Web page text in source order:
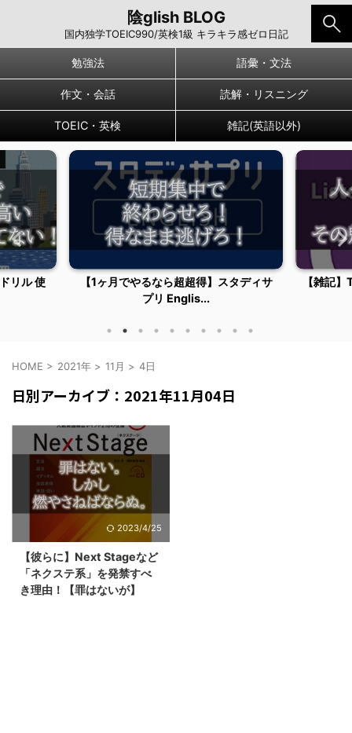
陰glish BLOG
国内独学TOEIC990/英検1級 キラキラ感ゼロ日記
勉強法 語彙・文法
作文・会話 読解・リスニング
TOEIC・英検 雑記(英語以外)
リル 使
【1ヶ月でやるなら超超得】スタディサ
プリ Englis...
【雑記
HOME > 2021年 > 11月 > 4日
日別アーカイブ：2021年11月04日
2023/4/25
【彼らに】Next Stageなど
「ネクステ系」を発禁すべ
き理由！【罪はないが】